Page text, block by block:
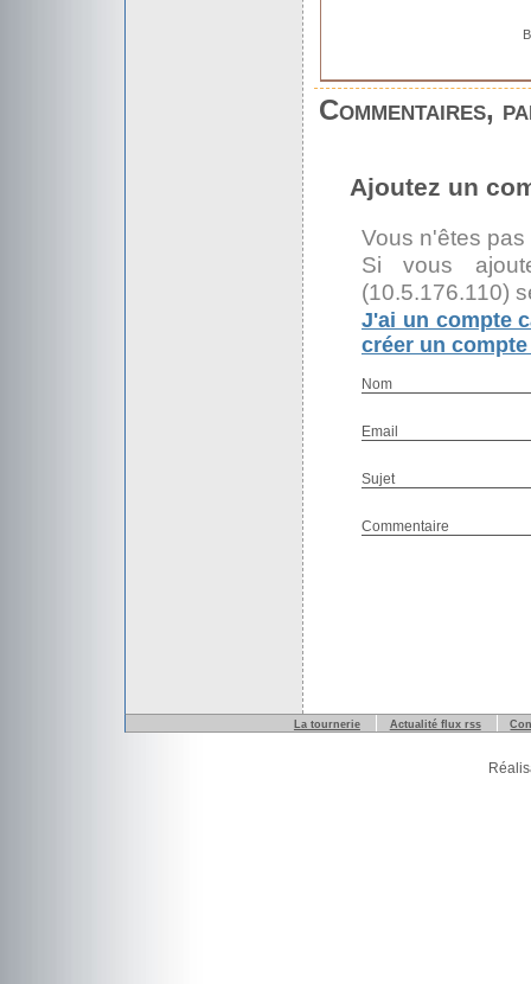
Commentaires,
Ajoutez un
Vous n'êtes
Si vous
(10.5.176.110)
J'ai un compte
créer un
Nom
Email
Sujet
Commentaire
La tournerie Actualité flux rss